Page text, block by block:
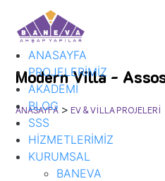
ANASAYFA
PROJELERİMİZ
AKADEMİ
BLOG
SSS
HİZMETLERİMİZ
KURUMSAL
BANEVA
Modern Villa -
ANASAYFA > EV & VİLLA PROJELERİ